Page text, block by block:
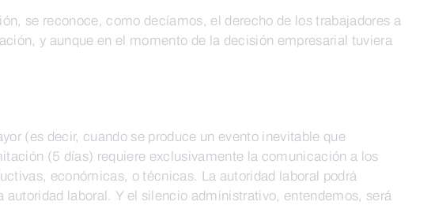
se reconoce, como decíamos, el derecho de los trabajadores a
y aunque en el momento de la decisión empresarial tuviera
(es decir, cuando se produce un evento inevitable que
(5 días) requiere exclusivamente la comunicación a los
económicas, o técnicas. La autoridad laboral podrá
laboral. Y el silencio administrativo, entendemos, será